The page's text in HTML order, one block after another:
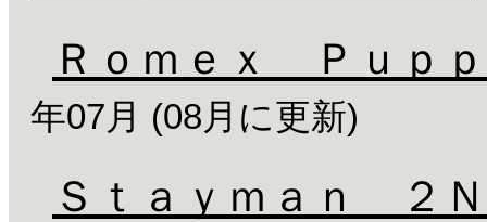
Ｒｏｍｅｘ Ｐｕｐ
年07月 (08月に更新)
Ｓｔａｙｍａｎ ２